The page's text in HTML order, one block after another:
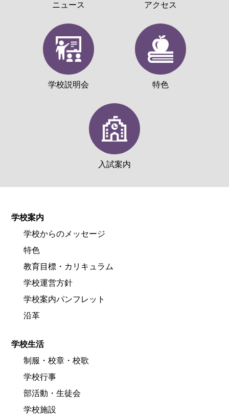
ニュース アクセス
学校説明会 特色
入試案内
学校案内
学校からのメッセージ
特色
教育目標・カリキュラム
学校運営方針
学校案内パンフレット
沿革
学校生活
制服・校章・校歌
学校行事
部活動・生徒会
学校施設